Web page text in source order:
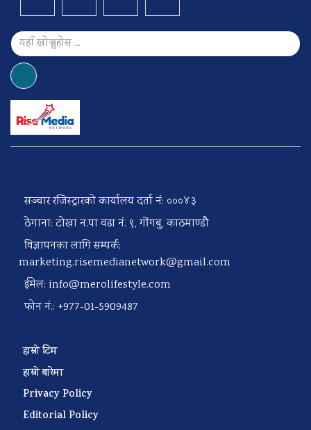
सञ्चार रजिस्ट्रारको कार्यालय दर्ता नं: ०००४३
ठेगाना: टोखा न.पा वडा नं. ९, गोंगबु, काठमाण्डौ
विज्ञापनका लागि सम्पर्क:
marketing.risemedianetwork@gmail.com
ईमेल: info@merolifestyle.com
फोन नं.: +977-01-5909487
हाम्रो टिम
हाम्रो बारेमा
Privacy Policy
Editorial Policy